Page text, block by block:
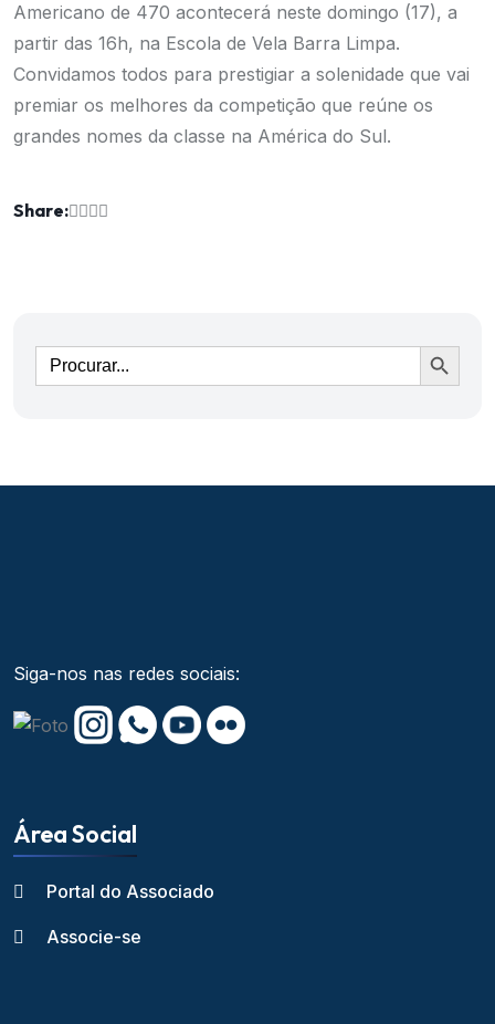
Americano de 470 acontecerá neste domingo (17), a
partir das 16h, na Escola de Vela Barra Limpa.
Convidamos todos para prestigiar a solenidade que vai
premiar os melhores da competição que reúne os
grandes nomes da classe na América do Sul.
Share:
Ir
Siga-nos nas redes sociais:
Área Social
Portal do Associado
Associe-se